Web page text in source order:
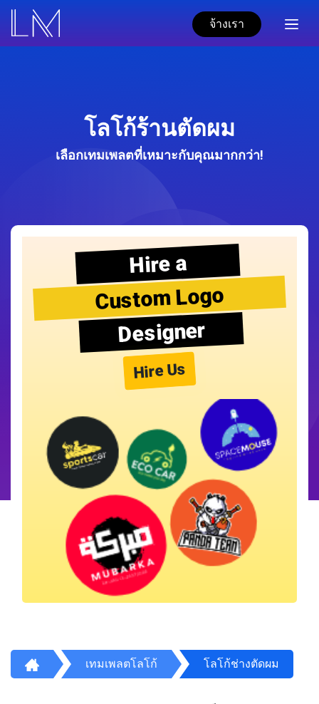
จ้างเรา
โลโก้ร้านตัดผม
เลือกเทมเพลตที่เหมาะกับคุณมากกว่า!
Hire a
Custom Logo
Designer
Hire Us
เทมเพลตโลโก้ โลโก้ช่างตัดผม